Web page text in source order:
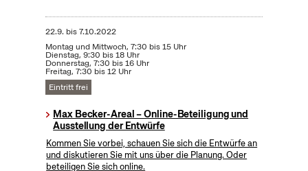
22.9. bis7.10.2022
Montag und Mittwoch, 7:30 bis 15 Uhr
Dienstag, 9:30 bis 18 Uhr
Donnerstag, 7:30 bis 16 Uhr
Freitag, 7:30 bis 12 Uhr
Eintritt frei
Max Becker-Areal – Online-Beteiligung und
Ausstellung der Entwürfe
Kommen Sie vorbei, schauen Sie sich die Entwürfe an
und diskutieren Sie mit uns über die Planung. Oder
beteiligen Sie sich online.